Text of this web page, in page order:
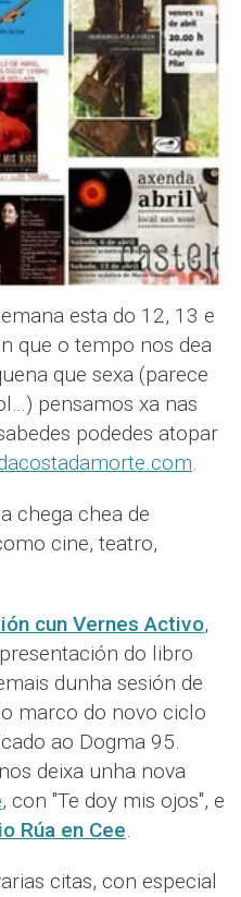
esta do 12, 13 e
que o tempo nos dea
que sexa (parece
pensamos xa nas
podedes atopar
.
chega chea de
cine, teatro,
cun Vernes Activo,
do libro
dunha sesión de
marco do novo ciclo
ao Dogma 95.
deixa unha nova
, con "Te doy mis ojos", e
Rúa en Cee.
citas, con especial